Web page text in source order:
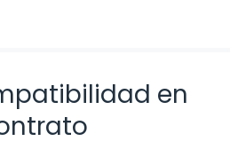
en